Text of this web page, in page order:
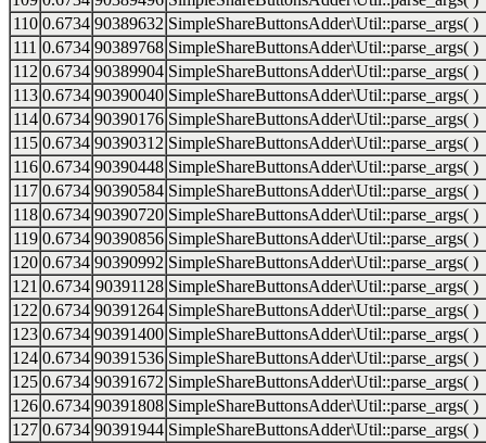
110 0.6734 90389632 SimpleShareButtonsAdder\Util::parse_args( )
111 0.6734 90389768 SimpleShareButtonsAdder\Util::parse_args( )
112 0.6734 90389904 SimpleShareButtonsAdder\Util::parse_args( )
113 0.6734 90390040 SimpleShareButtonsAdder\Util::parse_args( )
114 0.6734 90390176 SimpleShareButtonsAdder\Util::parse_args( )
115 0.6734 90390312 SimpleShareButtonsAdder\Util::parse_args( )
116 0.6734 90390448 SimpleShareButtonsAdder\Util::parse_args( )
117 0.6734 90390584 SimpleShareButtonsAdder\Util::parse_args( )
118 0.6734 90390720 SimpleShareButtonsAdder\Util::parse_args( )
119 0.6734 90390856 SimpleShareButtonsAdder\Util::parse_args( )
120 0.6734 90390992 SimpleShareButtonsAdder\Util::parse_args( )
121 0.6734 90391128 SimpleShareButtonsAdder\Util::parse_args( )
122 0.6734 90391264 SimpleShareButtonsAdder\Util::parse_args( )
123 0.6734 90391400 SimpleShareButtonsAdder\Util::parse_args( )
124 0.6734 90391536 SimpleShareButtonsAdder\Util::parse_args( )
125 0.6734 90391672 SimpleShareButtonsAdder\Util::parse_args( )
126 0.6734 90391808 SimpleShareButtonsAdder\Util::parse_args( )
127 0.6734 90391944 SimpleShareButtonsAdder\Util::parse_args( )